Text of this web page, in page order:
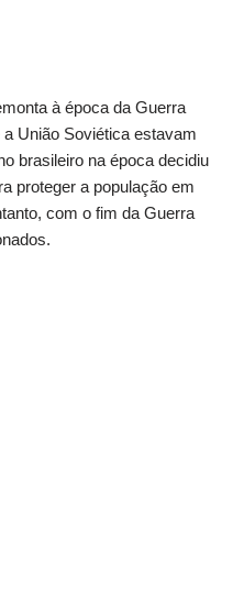
à época da Guerra
União Soviética estavam
brasileiro na época decidiu
proteger a população em
com o fim da Guerra